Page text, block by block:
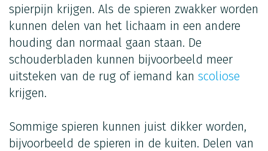
spierpijn krijgen. Als de spieren zwakker worden
kunnen delen van het lichaam in een andere
houding dan normaal gaan staan. De
schouderbladen kunnen bijvoorbeeld meer
uitsteken van de rug of iemand kan scoliose
krijgen.
Sommige spieren kunnen juist dikker worden,
bijvoorbeeld de spieren in de kuiten. Delen van